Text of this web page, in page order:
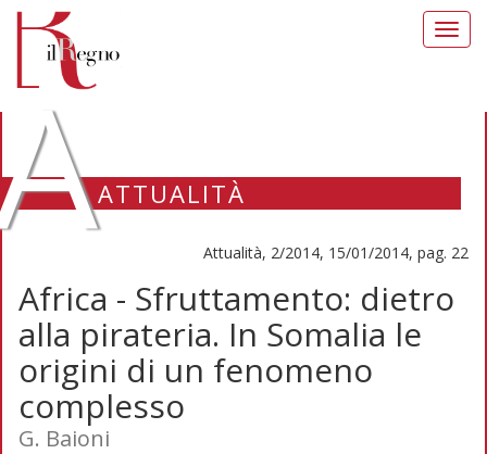
ATTUALITÀ
Attualità, 2/2014, 15/01/2014, pag. 22
Africa - Sfruttamento: dietro
alla pirateria. In Somalia le
origini di un fenomeno
complesso
G. Baioni